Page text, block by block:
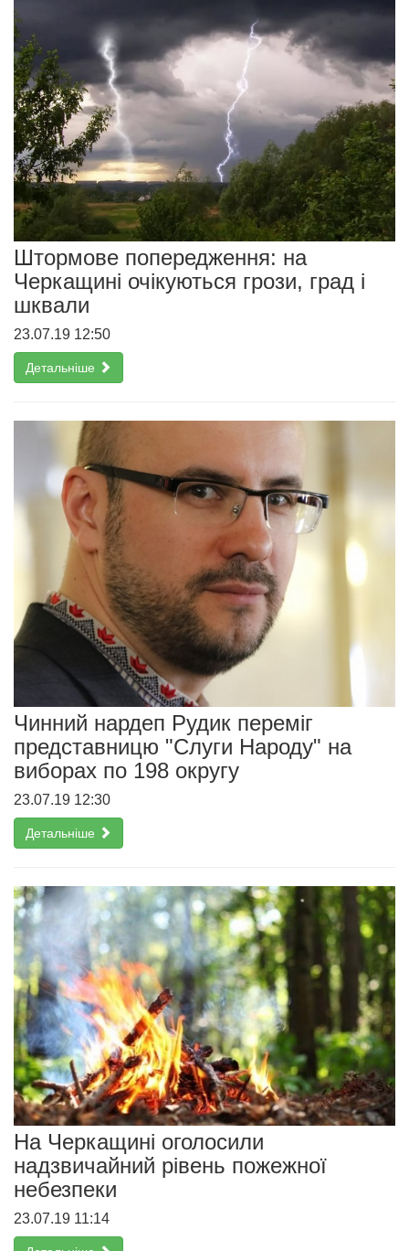
Штормове попередження: на
Черкащині очікуються грози, град і
шквали
23.07.19 12:50
Детальніше
Чинний нардеп Рудик переміг
представницю "Слуги Народу" на
виборах по 198 округу
23.07.19 12:30
Детальніше
На Черкащині оголосили
надзвичайний рівень пожежної
небезпеки
23.07.19 11:14